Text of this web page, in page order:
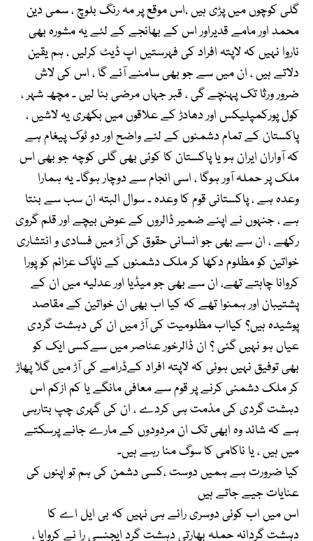
گلی کوچوں میں پڑی ہیں ،اس موقع پر مہ رنگ بلوچ ، سمی دین
محمد اور مامے قدیراور اس کے بھانجے کے لئے یہ مشورہ بھی
ناروا نہیں کہ لاپتہ افراد کی فہرستیں اپ ڈیٹ کرلیں ، ہم یقین
دلاتے ہیں ، ان میں سے جو بھی سامنے آئے گا ، اس کی لاش
ضرور ورثا تک پہنچے گی ، قبر جہاں مرضی بنا لیں ۔ مچھ شہر ،
کول پورکمپلیکس اور دھادڑ کے علاقوں میں بکھری یہ لاشیں ،
پاکستان کے تمام دشمنوں کے لئے واضح اور دو ٹوک پیغام ہے
کہ آواران ایران ہو یا پاکستان کا کوئی بھی گلی کوچہ جو بھی اس
ملک پر حملہ آور ہوگا ، اسی انجام سے دوچار ہوگا۔ یہ ہمارا
وعدہ ہے ، پاکستانی قوم کا وعدہ ۔ سوال البتہ ان سب سے بنتا
ہے ، جنہوں نے اپنے ضمیر ڈالروں کے عوض بیچے اور قلم گروی
رکھے ، ان سے بھی جو انسانی حقوق کی آڑ میں فسادی و انتشاری
خواتین کو مظلوم دکھا کر ملک دشمنوں کے ناپاک عزائم کو پورا
کروانا چاہتے تھے، ان سے بھی جو میڈیا اور عدلیہ میں ان کے
پشتیبان اور ہمنوا تھے کہ کیا اب بھی ان خواتین کے مقاصد
پوشیدہ ہیں؟ کیااب مظلومیت کی آڑ میں ان کی دہشت گردی
عیاں ہو نہیں گئی ؟ ان ڈالرخور عناصر میں سےکسی ایک کو
بھی توفیق نہیں ہوئی کہ لاپتہ افراد کےڈرامے کی آڑ میں گلا پھاڑ
کر ملک دشمنی کرنے پر قوم سے معافی مانگے یا کم ازکم اس
دہشت گردی کی مذمت ہی کردے ، ان کی گہری چپ بتارہی
ہے کہ شائد وہ ابھی تک ان مردودوں کے مارے جانے پرسکتے
میں ہیں ، یا ناکامی کا سوگ منا رہے ہیں۔
کیا ضرورت ہے ہمیں دوست ،کسی دشمن کی ہم تو اپنوں کی
عنایات جیے جاتے ہیں
اس میں اب کوئی دوسری رائے ہی نہیں کہ بی ایل اے کا
دہشت گردانہ حملہ بھارتی دہشت گرد ایجنسی را نے کروایا ،